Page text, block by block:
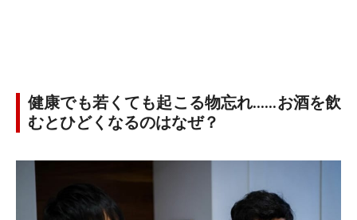
健康でも若くても起こる物忘れ……お酒を飲
むとひどくなるのはなぜ？